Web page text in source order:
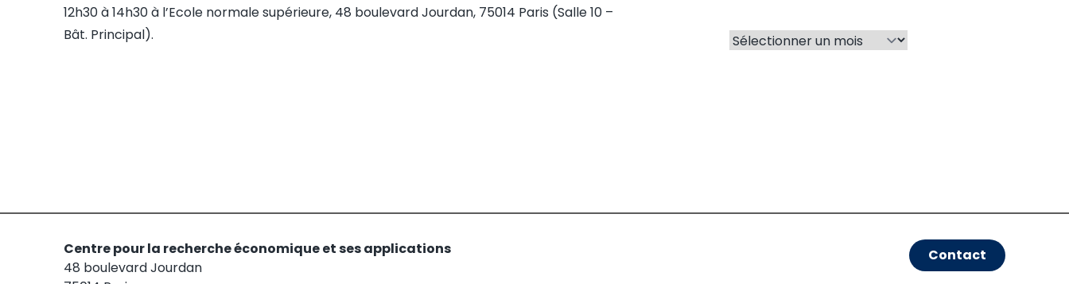
12h30 à 14h30 à l’Ecole normale supérieure, 48 boulevard Jourdan, 75014 Paris (Salle 10 –
Bât. Principal).
Centre pour la recherche économique et ses applications
48 boulevard Jourdan
Contact